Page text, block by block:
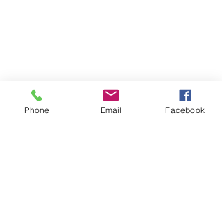
Phone Email Facebook